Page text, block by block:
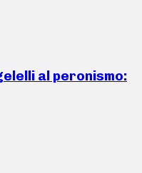
al peronismo: